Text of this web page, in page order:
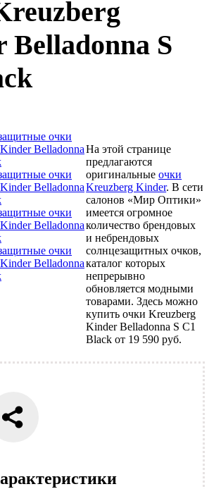
Belladonna S
На этой странице
предлагаются
оригинальныеочки
Kreuzberg Kinder. В сети
салонов «Мир Оптики»
имеется огромное
количество брендовых
и небрендовых
солнцезащитных очков,
каталог которых
непрерывно
обновляется модными
товарами. Здесь можно
купить очки Kreuzberg
Kinder Belladonna S C1
Black от 19 590 руб.